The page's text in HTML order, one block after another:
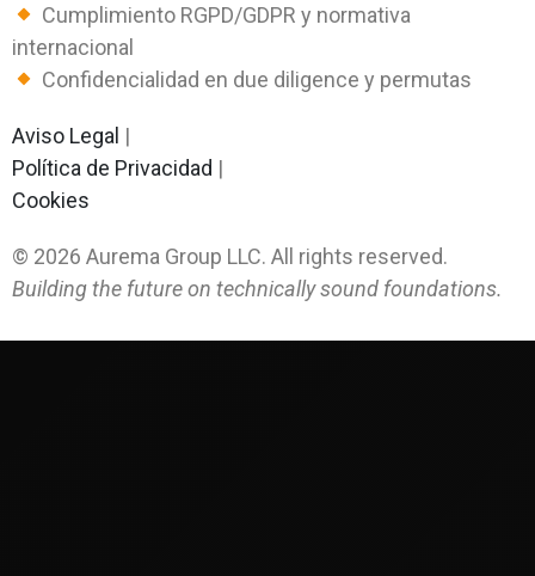
Cumplimiento RGPD/GDPR y normativa
internacional
Confidencialidad en due diligence y permutas
Aviso Legal |
Política de Privacidad |
Cookies
© 2026 Aurema Group LLC. All rights reserved.
Building the future on technically sound foundations.